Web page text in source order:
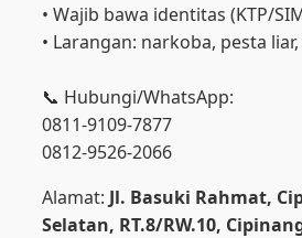
• Wajib bawa identitas (KTP/
• Larangan: narkoba, pesta
📞 Hubungi/WhatsApp:
0811-9109-7877
0812-9526-2066
Alamat: Jl. Basuki Rahmat,
Selatan, RT.8/RW.10,